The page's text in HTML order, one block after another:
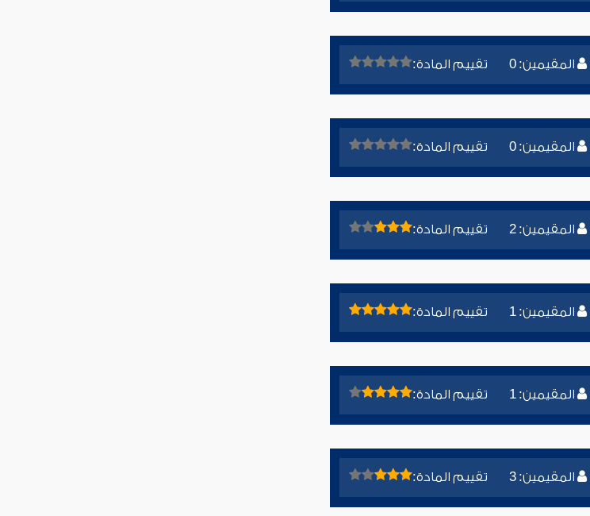
المقيمين: 0 تقييم المادة:
المقيمين: 0 تقييم المادة:
المقيمين: 2 تقييم المادة:
المقيمين: 1 تقييم المادة:
المقيمين: 1 تقييم المادة:
المقيمين: 3 تقييم المادة: